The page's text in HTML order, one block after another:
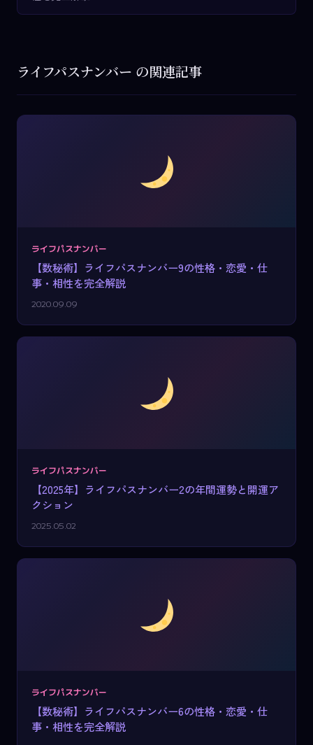
ライフパスナンバー の関連記事
ライフパスナンバー
【数秘術】ライフパスナンバー9の性格・恋愛・仕
事・相性を完全解説
2020.09.09
ライフパスナンバー
【2025年】ライフパスナンバー2の年間運勢と開運ア
クション
2025.05.02
ライフパスナンバー
【数秘術】ライフパスナンバー6の性格・恋愛・仕
事・相性を完全解説